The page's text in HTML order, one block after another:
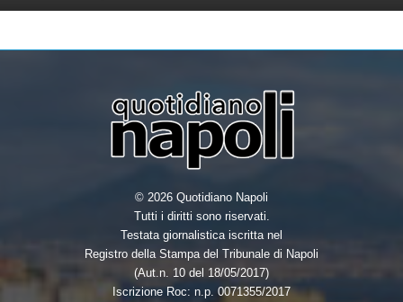
© 2026 Quotidiano Napoli
Tutti i diritti sono riservati.
Testata giornalistica iscritta nel
Registro della Stampa del Tribunale di Napoli
(Aut.n. 10 del 18/05/2017)
Iscrizione Roc: n.p. 0071355/2017